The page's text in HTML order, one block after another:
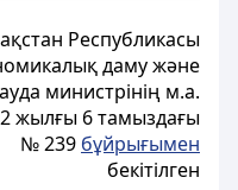
Республикасы
даму және
министрінің м.а.
жылғы 6 тамыздағы
№ 239 бұйрығымен
бекітілген